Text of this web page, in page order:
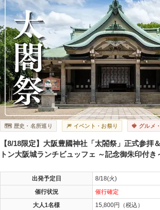
🗺️ 歴史・名所巡り 🎆 イベント・お祭り 🍓 グルメ
【8/18限定】大阪豊國神社「太閤祭」正式参拝
トン大阪城ランチビュッフェ ～記念御朱印付き
出発予定日
8/18(火)
催行状況
催行確定
大人1名様
15,800円（税込）